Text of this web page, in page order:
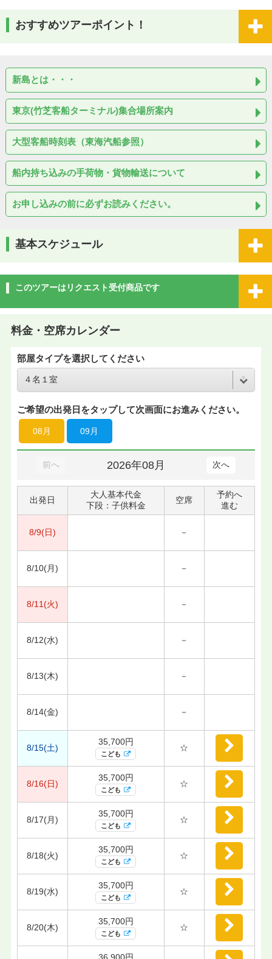
おすすめツアーポイント！
新島とは・・・
東京(竹芝客船ターミナル)集合場所案内
大型客船時刻表（東海汽船参照）
船内持ち込みの手荷物・貨物輸送について
お申し込みの前に必ずお読みください。
基本スケジュール
このツアーはリクエスト受付商品です
料金・空席カレンダー
部屋タイプを選択してください
ご希望の出発日をタップして次画面にお進みください。
08月 09月
前へ 2026年08月 次へ
出発日
大人基本代金
下段：子供料金
空席
予約へ
進む
8/9(日) －
8/10(月) －
8/11(火) －
8/12(水) －
8/13(木) －
8/14(金) －
8/15(土)
35,700円
こども
☆
8/16(日)
35,700円
こども
☆
8/17(月)
35,700円
こども
☆
8/18(火)
35,700円
こども
☆
8/19(水)
35,700円
こども
☆
8/20(木)
35,700円
こども
☆